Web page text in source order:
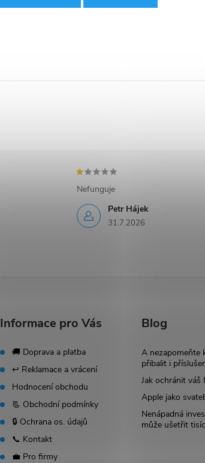
Petr Hájek
31.7.2026
Nefunguje
Informace pro Vás
🚚 Doprava a platba
↩️ Reklamace a vrácení
Hodnocení obchodu
📃 Obchodní podmínky
🔒 Ochrana os. údajů
📞 Kontakt
💼 Pro firmy
Blog
A nezapomeňte
přibalit i
Jak ochránit váš
Apple jako
Nenápadná
může ušetřit